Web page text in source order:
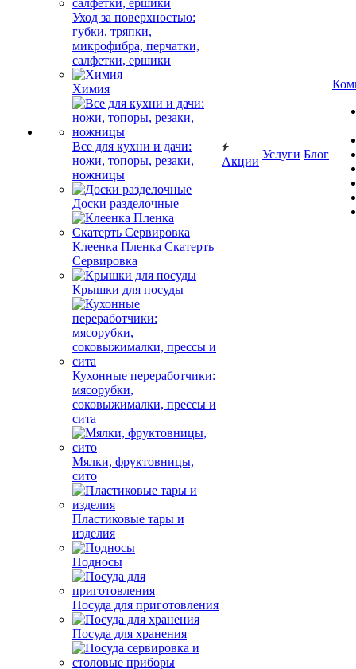
Уход за поверхностью:
губки, тряпки,
микрофибра, перчатки,
салфетки, ершики
Химия
Все для кухни и дачи:
ножи, топоры, резаки,
ножницы
Доски разделочные
Клеенка Пленка Скатерть
Сервировка
Крышки для посуды
Кухонные переработчики:
мясорубки,
соковыжималки, прессы и
сита
Мялки, фруктовницы,
сито
Пластиковые тары и
изделия
Подносы
Посуда для приготовления
Посуда для хранения
Акции
Услуги Блог